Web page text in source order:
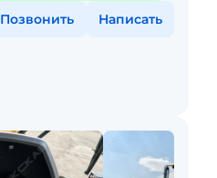
Позвонить Написать